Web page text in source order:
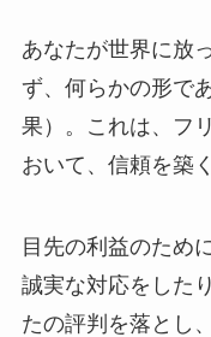
あなたが世界に放
ず、何らかの形で
果）。これは、フ
おいて、信頼を築
目先の利益のため
誠実な対応をした
たの評判を落とし